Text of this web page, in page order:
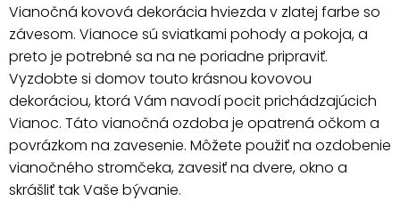
Vianočná kovová dekorácia hviezda v zlatej farbe so
závesom. Vianoce sú sviatkami pohody a pokoja, a
preto je potrebné sa na ne poriadne pripraviť.
Vyzdobte si domov touto krásnou kovovou
dekoráciou, ktorá Vám navodí pocit prichádzajúcich
Vianoc. Táto vianočná ozdoba je opatrená očkom a
povrázkom na zavesenie. Môžete použiť na ozdobenie
vianočného stromčeka, zavesiť na dvere, okno a
skrášliť tak Vaše bývanie.